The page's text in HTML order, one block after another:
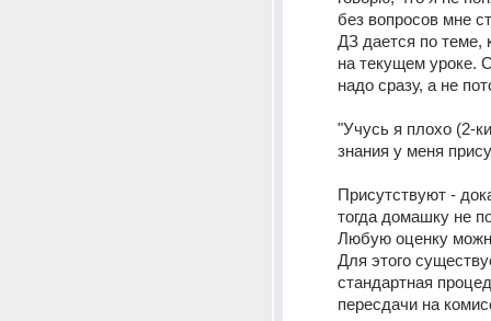
без вопросов мне
ДЗ дается по теме,
на текущем уроке.
надо сразу, а не
"Учусь я плохо (2-
знания у меня
Присутствуют -
тогда домашку не
Любую оценку
Для этого
стандартная
пересдачи на